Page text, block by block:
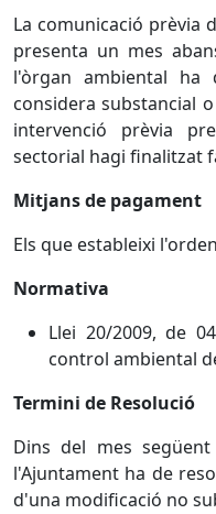
La comunicació prèvia
presenta un mes
l'òrgan ambiental ha
considera substancial
intervenció prèvia
sectorial hagi finalitzat
Mitjans de pagament
Els que estableixi
Normativa
Llei 20/2009, de
control ambiental
Termini de Resolució
Dins del mes
l'Ajuntament ha de
d'una modificació no